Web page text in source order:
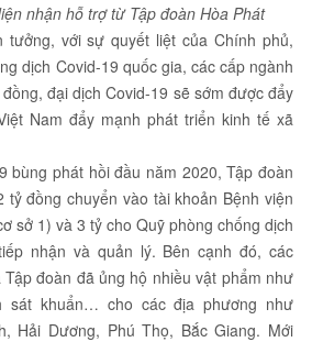
nhận hỗ trợ từ Tập đoàn Hòa Phát
tưởng, với sự quyết liệt của Chính phủ,
dịch Covid-19 quốc gia, các cấp ngành
đại dịch Covid-19 sẽ sớm được đẩy
Nam đẩy mạnh phát triển kinh tế xã
bùng phát hồi đầu năm 2020, Tập đoàn
tỷ đồng chuyển vào tài khoản Bệnh viện
sở 1) và 3 tỷ cho Quỹ phòng chống dịch
nhận và quản lý. Bên cạnh đó, các
đoàn đã ủng hộ nhiều vật phẩm như
sát khuẩn… cho các địa phương như
Hải Dương, Phú Thọ, Bắc Giang. Mới